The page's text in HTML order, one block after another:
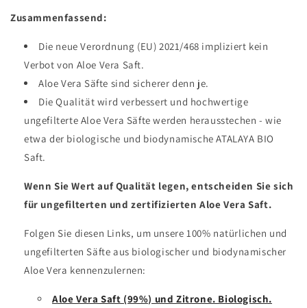
Zusammenfassend:
Die neue Verordnung (EU) 2021/468 impliziert kein
Verbot von Aloe Vera Saft.
Aloe Vera Säfte sind sicherer denn je.
Die Qualität wird verbessert und hochwertige
ungefilterte Aloe Vera Säfte werden herausstechen - wie
etwa der biologische und biodynamische ATALAYA BIO
Saft.
Wenn Sie Wert auf Qualität legen, entscheiden Sie sich
für ungefilterten und zertifizierten Aloe Vera Saft.
Folgen Sie diesen Links, um unsere 100% natürlichen und
ungefilterten Säfte aus biologischer und biodynamischer
Aloe Vera kennenzulernen:
Aloe Vera Saft (99%) und Zitrone. Biologisch.